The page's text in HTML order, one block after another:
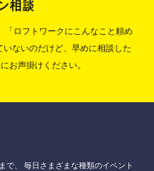
相談
「ロフトワークにこんなこと頼め
ないのだけど、早めに相談した
お声掛けください。
で、
毎日さまざまな種類のイベント